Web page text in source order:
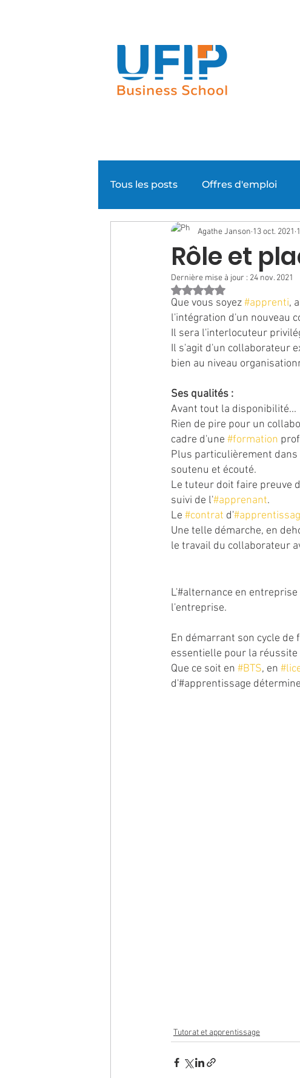
Tous les posts Offres d'emploi
Evénementiel Super News
Rôle et
Agathe Janson 13 oct. 2021
Dernière mise à jour : 24 nov. 2021
Noté NaN étoiles sur 5.
Que vous soyez #apprenti,
l'intégration d'un nouveau
Il sera l'interlocuteur
Il s'agit d'un collaborateur
bien au niveau
Ses qualités :
Avant tout la disponibilité...
Rien de pire pour un
cadre d'une #formation
Plus particulièrement dans
soutenu et écouté.
Le tuteur doit faire preuve
suivi de l'#apprenant.
Le #contrat d'
Une telle démarche, en
le travail du collaborateur
L'#alternance en
l'entreprise.
En démarrant son cycle
essentielle pour la réussite
Que ce soit en #BTS, en
d'#apprentissage
Tutorat et apprentissage